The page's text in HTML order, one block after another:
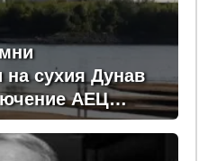
на сухия Дунав
АЕЦ